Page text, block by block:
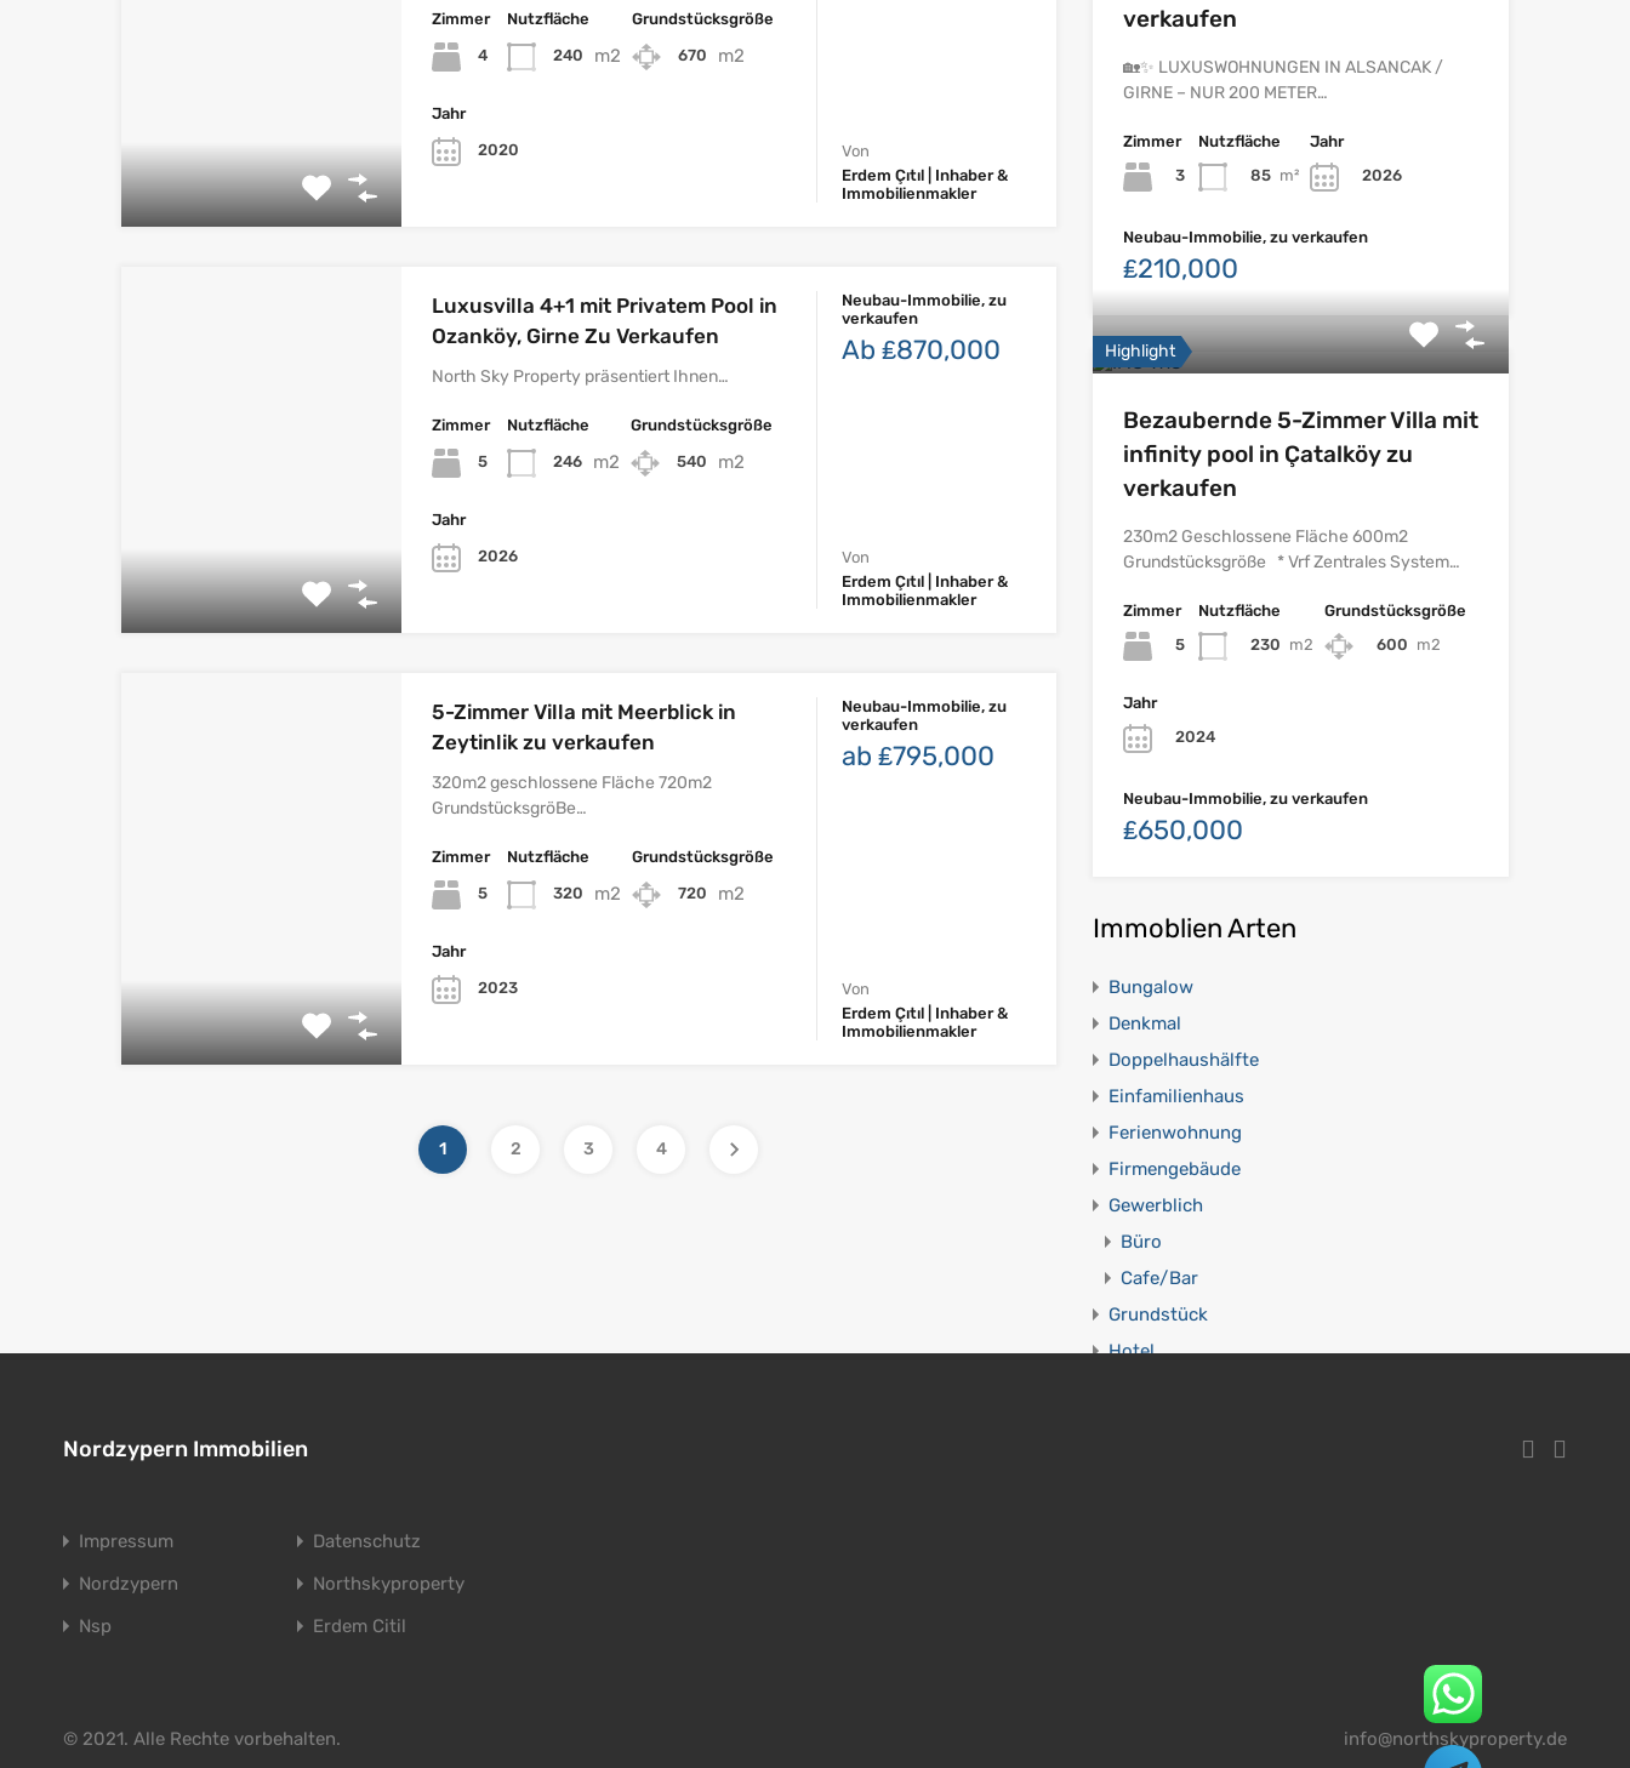
Zimmer
4
Nutzfläche
240 m2
Grundstücksgröße
670 m2
Jahr
2020
Von
Erdem Çıtıl | Inhaber &
Immobilienmakler
Luxusvilla 4+1 mit Privatem Pool in
Ozanköy, Girne Zu Verkaufen
North Sky Property präsentiert Ihnen…
Zimmer
5
Nutzfläche
246 m2
Grundstücksgröße
540 m2
Jahr
2026
Neubau-Immobilie, zu
verkaufen
Ab ₤870,000
Von
Erdem Çıtıl | Inhaber &
Immobilienmakler
5-Zimmer Villa mit Meerblick in
Zeytinlik zu verkaufen
320m2 geschlossene Fläche 720m2
GrundstücksgröBe…
Zimmer
5
Nutzfläche
320 m2
Grundstücksgröße
720 m2
Jahr
2023
Neubau-Immobilie, zu
verkaufen
ab ₤795,000
Von
Erdem Çıtıl | Inhaber &
Immobilienmakler
1 2 3 4
verkaufen
🏡✨ LUXUSWOHNUNGEN IN ALSANCAK /
GIRNE – NUR 200 METER…
Zimmer
3
Nutzfläche
85 m²
Jahr
2026
Neubau-Immobilie, zu verkaufen
₤210,000
Highlight
Bezaubernde 5-Zimmer Villa mit
infinity pool in Çatalköy zu
verkaufen
230m2 Geschlossene Fläche 600m2
Grundstücksgröße * Vrf Zentrales System…
Zimmer
5
Nutzfläche
230 m2
Grundstücksgröße
600 m2
Jahr
2024
Neubau-Immobilie, zu verkaufen
₤650,000
Immoblien Arten
Bungalow
Denkmal
Doppelhaushälfte
Einfamilienhaus
Ferienwohnung
Firmengebäude
Gewerblich
Büro
Cafe/Bar
Grundstück
Hotel
Nordzypern Immobilien
Impressum
Datenschutz
Nordzypern
Northskyproperty
Nsp
Erdem Citil
© 2021. Alle Rechte vorbehalten. info@northskyproperty.de